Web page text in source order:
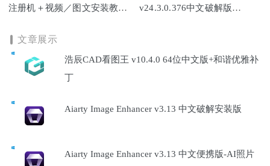
注册机＋视频／图文安装教程/
v24.3.0.376中文破解版
文章展示
浩辰CAD看图王 v10.4.0 64位中文版+和谐优雅补
丁
Aiarty Image Enhancer v3.13 中文破解安装版
Aiarty Image Enhancer v3.13 中文便携版-AI照片